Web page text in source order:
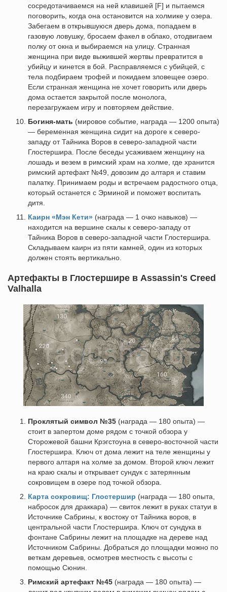
сосредотачиваемся на ней клавишей [F] и пытаемся
поговорить, когда она остановится на холмике у озера.
Забегаем в открывшуюся дверь дома, попадаем в
газовую ловушку, бросаем факел в облако, отодвигаем
полку от окна и выбираемся на улицу. Странная
женщина при виде выжившей жертвы превратится в
убийцу и кинется в бой. Расправляемся с убийцей, с
тела подбираем трофей и покидаем зловещее озеро.
Если странная женщина не хочет говорить или дверь
дома остается закрытой после монолога,
перезагружаем игру и повторяем действие.
Богиня-мать (мировое событие, награда — 1200 опыта)
— беременная женщина сидит на дороге к северо-
западу от Тайника Воров в северо-западной части
Глостершира. После беседы усаживаем женщину на
лошадь и везем в римский храм на холме, где хранится
римский артефакт №49, довозим до алтаря и ставим
палатку. Принимаем роды и встречаем радостного отца,
который останется с Эрминой и поможет воспитать
дитя.
Каирн «Мэн Кети» (награда — 1 очко навыков) —
находится на вершине скалы к северо-западу от
Тайника Воров в северо-западной части Глостершира.
Складываем каирн из пяти камней, один из которых
должен стоять вертикально.
Артефакты в Глостершире в Assassin's Creed
Valhalla
Проклятый символ №35 (награда — 180 опыта) —
стоит в запертом доме рядом с точкой обзора у
Сторожевой башни Крэгстоуна в северо-восточной части
Глостершира. Ключ от дома лежит на теле женщины у
первого алтаря на холме за домом. Второй ключ лежит
на краю скалы и открывает сундук с затерянным
сокровищем в озере под точкой обзора.
Карта сокровищ: Глостершир (награда — 180 опыта,
набросок для драккара) — свиток лежит в руках статуи в
Источнике Сабрины, к востоку от Тайника воров, в
центральной части Глостершира. Ключ от сундука в
фонтане Сабрины лежит на площадке на дереве над
Источником Сабрины. Добраться до площадки можно по
веткам деревьев, осмотрев местность с высоты с
помощью Сюнин.
Римский артефакт №45 (награда — 180 опыта) —